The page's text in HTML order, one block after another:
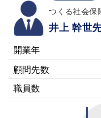
つくる社会保
井上 幹世
開業年
顧問先数
職員数